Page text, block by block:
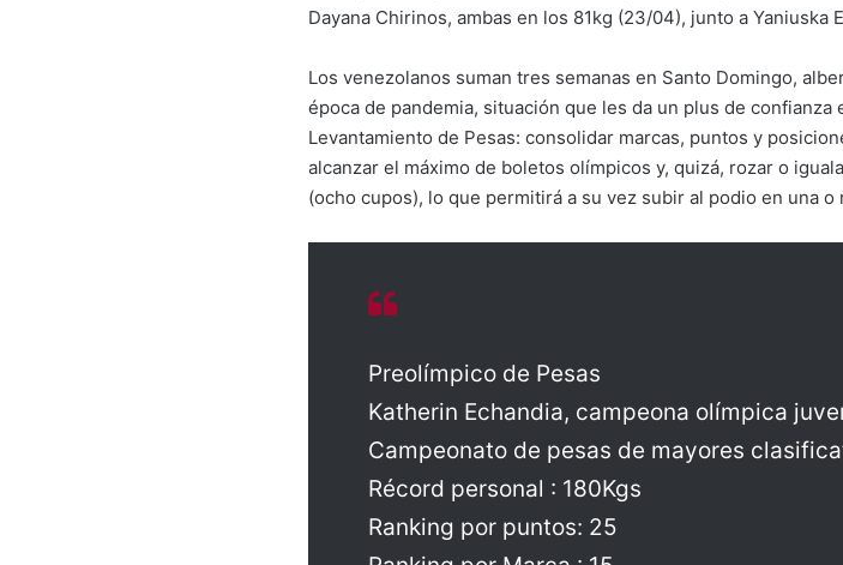
Dayana Chirinos, ambas en los 81kg (23/04), junto a
Los venezolanos suman tres semanas en Santo Domingo,
época de pandemia, situación que les da un plus de
Levantamiento de Pesas: consolidar marcas, puntos y
alcanzar el máximo de boletos olímpicos y, quizá, rozar o
(ocho cupos), lo que permitirá a su vez subir al podio en una
Preolímpico de Pesas
Katherin Echandia, campeona olímpica
Campeonato de pesas de mayores
Récord personal : 180Kgs
Ranking por puntos: 25